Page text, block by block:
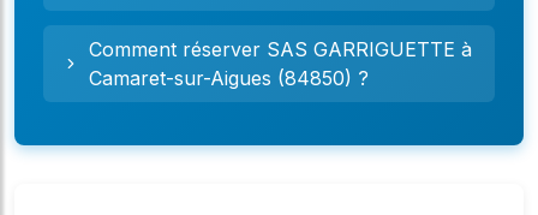
Comment réserver SAS GARRIGUETTE à
Camaret-sur-Aigues (84850) ?